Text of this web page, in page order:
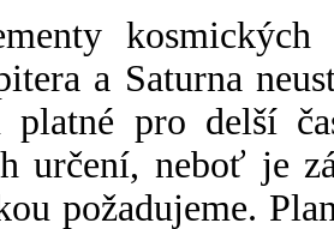
a Saturna
platné pro delší
určení, neboť je
požadujeme.